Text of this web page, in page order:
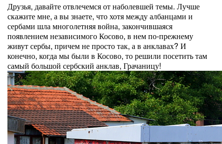
Друзья, давайте отвлечемся от наболевшей темы. Лучше
скажите мне, а вы знаете, что хотя между албанцами и
сербами шла многолетняя война, закончившаяся
появлением независимого Косово, в нем по-прежнему
живут сербы, причем не просто так, а в анклавах? И
конечно, когда мы были в Косово, то решили посетить там
самый большой сербский анклав, Грачаницу!